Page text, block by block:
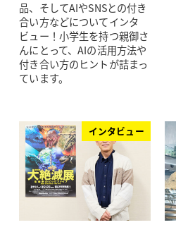
品、そしてAIやSNSとの付き
合い方などについてインタ
ビュー！小学生を持つ親御さ
んにとって、AIの活用方法や
付き合い方のヒントが詰まっ
ています。
インタビュー